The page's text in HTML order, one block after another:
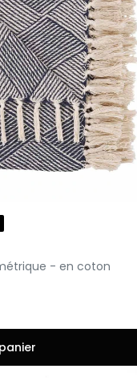
- en coton